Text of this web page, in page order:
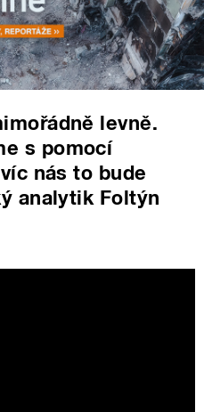
levně.
s pomocí
nás to bude
analytik Foltýn